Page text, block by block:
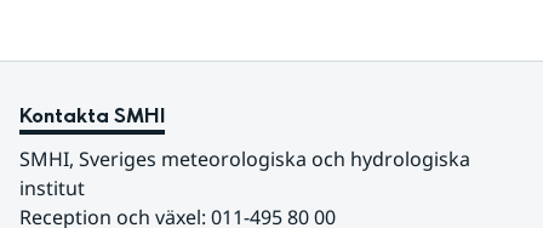
Kontakta SMHI
SMHI, Sveriges meteorologiska och hydrologiska
institut
Reception och växel: 011-495 80 00